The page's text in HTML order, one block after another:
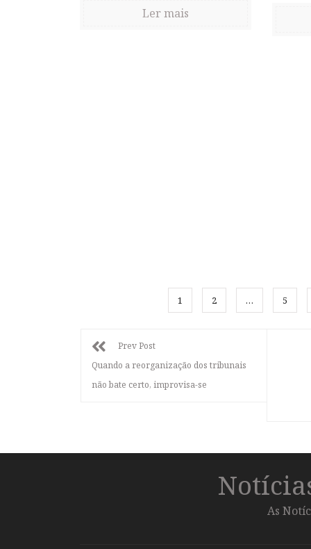
Ler mais
1 2 … 5
Prev Post
Quando a reorganização dos tribunais
não bate certo, improvisa-se
As